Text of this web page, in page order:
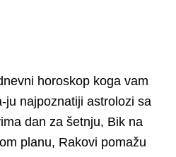
horoskop koga vam
ju najpoznatiji astrolozi sa
dan za šetnju, Bik na
planu, Rakovi pomažu